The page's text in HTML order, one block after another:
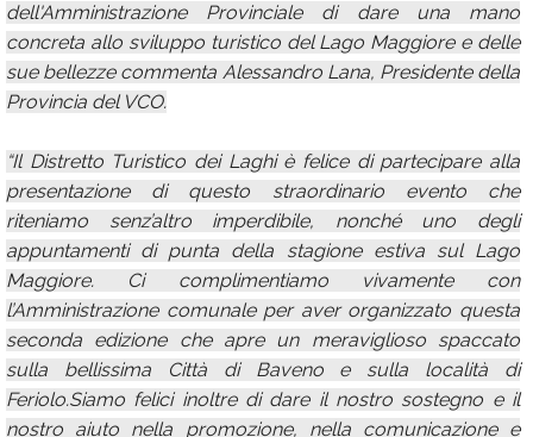
dell'Amministrazione Provinciale di dare una mano
concreta allo sviluppo turistico del Lago Maggiore e delle
sue bellezze commenta Alessandro Lana, Presidente della
Provincia del VCO.
“Il Distretto Turistico dei Laghi è felice di partecipare alla
presentazione di questo straordinario evento che
riteniamo senz’altro imperdibile, nonché uno degli
appuntamenti di punta della stagione estiva sul Lago
Maggiore. Ci complimentiamo vivamente con
l’Amministrazione comunale per aver organizzato questa
seconda edizione che apre un meraviglioso spaccato
sulla bellissima Città di Baveno e sulla località di
Feriolo.Siamo felici inoltre di dare il nostro sostegno e il
nostro aiuto nella promozione, nella comunicazione e